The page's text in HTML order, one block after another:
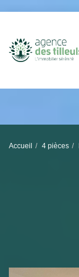
Accueil 4 pièces